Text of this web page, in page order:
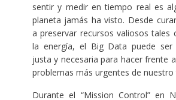
sentir y medir en tiempo real es
planeta jamás ha visto. Desde
a preservar recursos valiosos tales
la energía, el Big Data puede ser
justa y necesaria para hacer frente
problemas más urgentes de nuestro
Durante el “Mission Control” en